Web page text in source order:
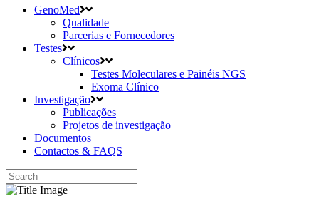
GenoMed
Qualidade
Parcerias e Fornecedores
Testes
Clínicos
Testes Moleculares e Painéis NGS
Exoma Clínico
Investigação
Publicações
Projetos de investigação
Documentos
Contactos & FAQS